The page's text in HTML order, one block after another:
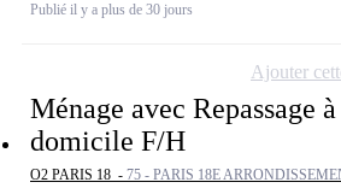
Publié il y a plus de 30 jours
Ménage avec Repassage à
domicile F/H
O2 PARIS 18 - 75 - PARIS 18E
Ajouter